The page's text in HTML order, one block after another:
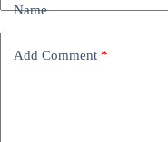
Name
Add Comment *